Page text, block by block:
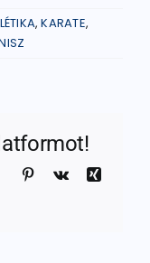
,KARATE,
Tumblr Pinterest
Vk
Xing